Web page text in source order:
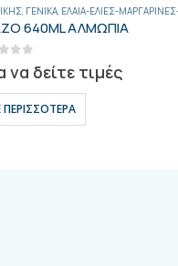
ΤΟΥΡΣΊ,ΗΛΙΈΛΑΙΑ - ΜΕΊΓΜΑΤΑ ΕΛΑΊΩΝ
12Χ900ML
να δείτε τιμές
ΠΕΡΙΣΣΌΤΕΡΑ